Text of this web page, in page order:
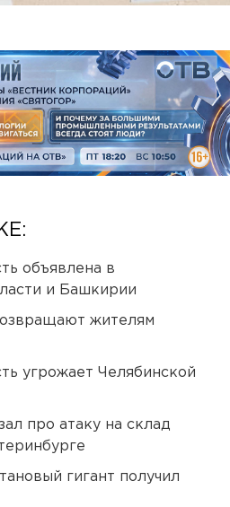
объявлена в
и Башкирии
жителям
угрожает Челябинской
про атаку на склад
гигант получил